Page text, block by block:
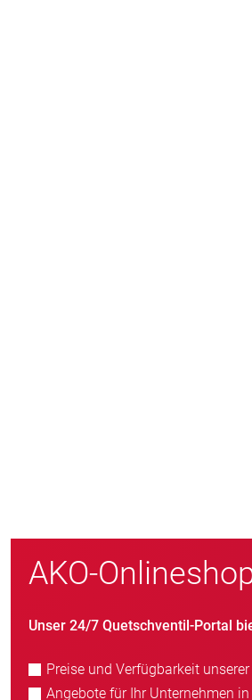
AKO-
Unser 24/7 Quetschventil-Portal
Preise und Verfügbarkeit
Angebote für Ihr Unternehmen